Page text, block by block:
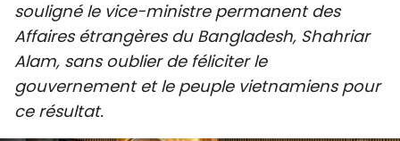
ENVIRONNEMENT
SPORT
souligné le vice-ministre permanent des
Affaires étrangères du Bangladesh, Shahriar
Alam, sans oublier de féliciter le
gouvernement et le peuple vietnamiens pour
ce résultat.